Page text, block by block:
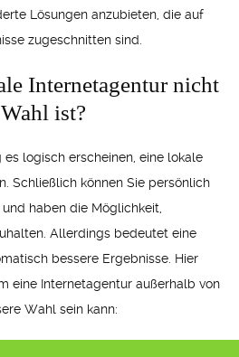
Lösungen anzubieten, die auf
zugeschnitten sind.
Internetagentur nicht
ist?
logisch erscheinen, eine lokale
Schließlich können Sie persönlich
haben die Möglichkeit,
Allerdings bedeutet eine
bessere Ergebnisse. Hier
eine Internetagentur außerhalb von
Wahl sein kann: